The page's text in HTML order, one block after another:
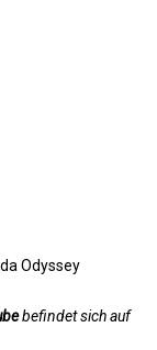
befindet sich auf